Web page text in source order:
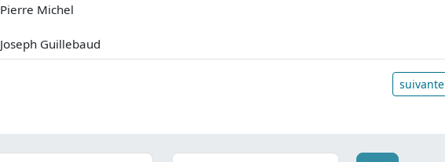
Pierre Michel
Joseph Guillebaud
suivante